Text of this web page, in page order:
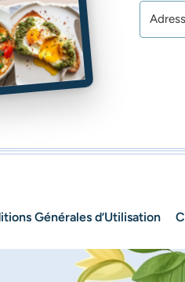
Générales d’Utilisation